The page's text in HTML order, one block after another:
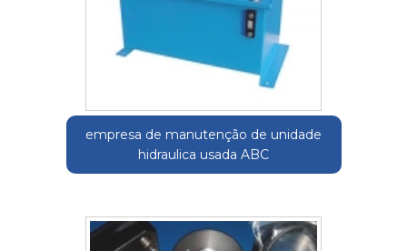
empresa de manutenção de unidade
hidraulica usada ABC